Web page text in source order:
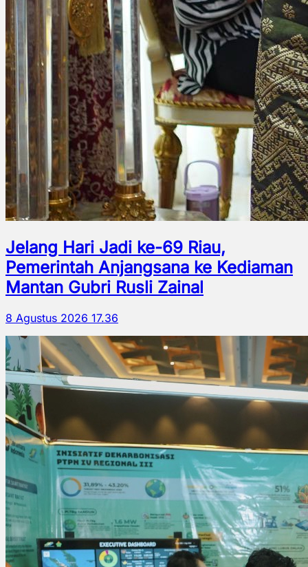
Jelang Hari Jadi ke-69 Riau,
Pemerintah Anjangsana ke Kediaman
Mantan Gubri Rusli Zainal
8 Agustus 2026 17.36